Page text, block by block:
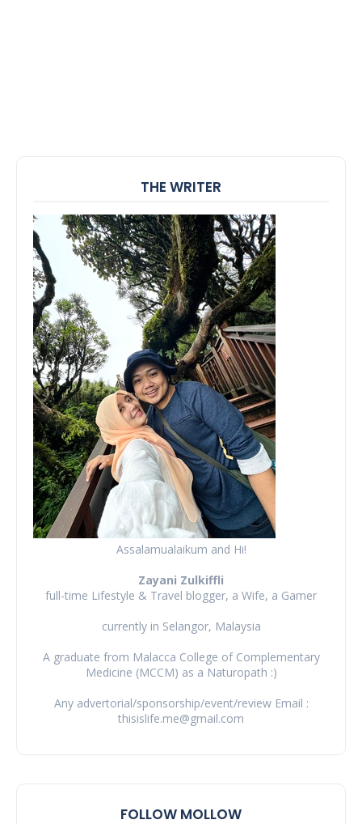
THE WRITER
Assalamualaikum and Hi!
Zayani Zulkiffli
full-time Lifestyle & Travel blogger, a Wife, a Gamer
currently in Selangor, Malaysia
A graduate from Malacca College of Complementary
Medicine (MCCM) as a Naturopath :)
Any advertorial/sponsorship/event/review Email :
thisislife.me@gmail.com
FOLLOW MOLLOW